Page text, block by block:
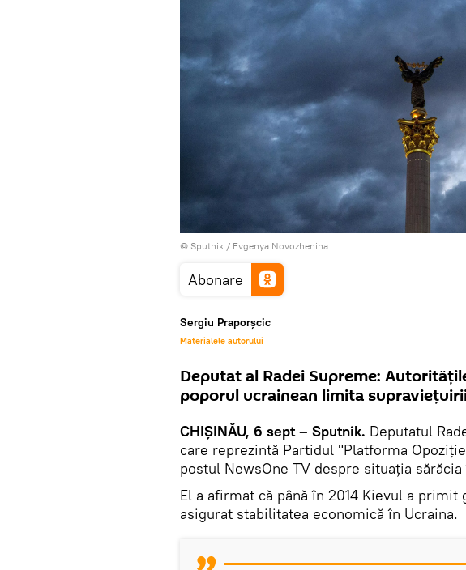
© Sputnik / Evgenya Novozhenina
Abonare
Sergiu Praporșcic
Materialele autorului
Deputat al Radei Supreme:
poporul ucrainean limita
CHIȘINĂU, 6 sept – Sputnik. Deputatul
care reprezintă Partidul "Platforma
postul NewsOne TV despre situația
El a afirmat că până în 2014 Kievul a primit
asigurat stabilitatea economică în Ucraina.